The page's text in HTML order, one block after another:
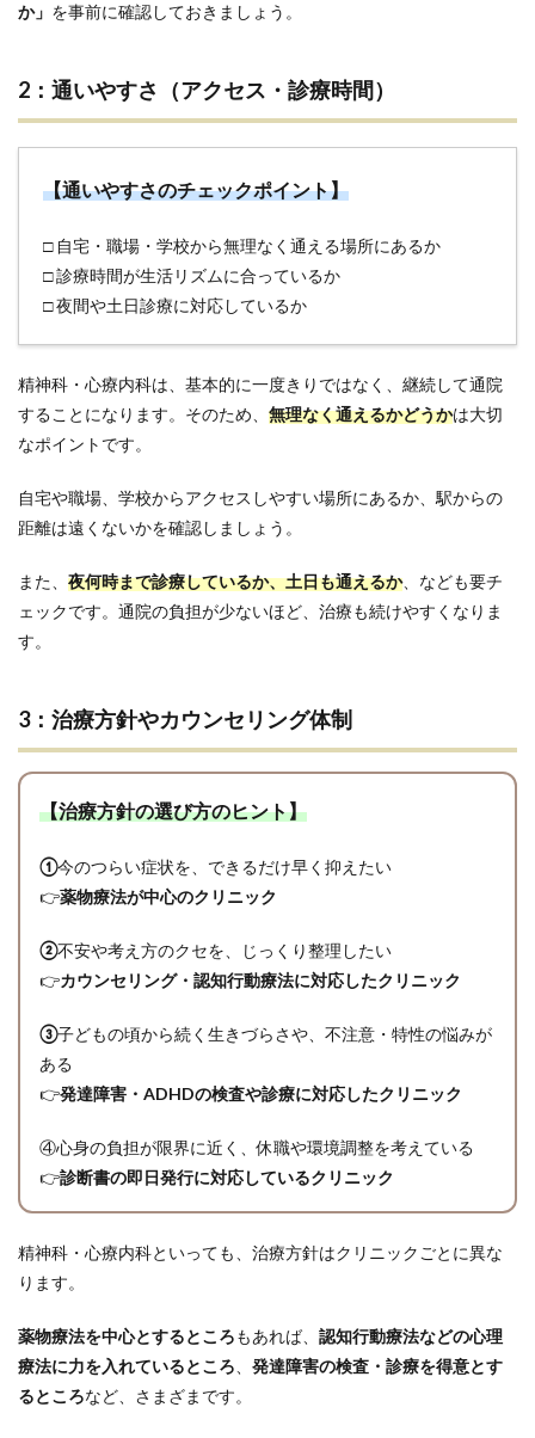
か」 を事前に確認しておきましょう。
2：通いやすさ（アクセス・診療時間）
【通いやすさのチェックポイント】
□ 自宅・職場・学校から無理なく通える場所にあるか
□ 診療時間が生活リズムに合っているか
□ 夜間や土日診療に対応しているか
精神科・心療内科は、基本的に一度きりではなく、継続して通院
することになります。そのため、 無理なく通えるかどうかは大切
なポイントです。
自宅や職場、学校からアクセスしやすい場所にあるか、駅からの
距離は遠くないかを確認しましょう。
また、 夜何時まで診療しているか、土日も通えるか、なども要チ
ェックです。通院の負担が少ないほど、治療も続けやすくなりま
す。
3：治療方針やカウンセリング体制
【治療方針の選び方のヒント】
①今のつらい症状を、できるだけ早く抑えたい
👉薬物療法が中心のクリニック
②不安や考え方のクセを、じっくり整理したい
👉カウンセリング・認知行動療法に対応したクリニック
③子どもの頃から続く生きづらさや、不注意・特性の悩みが
ある
👉発達障害・ADHDの検査や診療に対応したクリニック
④心身の負担が限界に近く、休職や環境調整を考えている
👉診断書の即日発行に対応しているクリニック
精神科・心療内科といっても、治療方針はクリニックごとに異な
ります。
薬物療法を中心とするところもあれば、 認知行動療法などの心理
療法に力を入れているところ
発達障害の検査・診療を得意とす
るところなど、さまざまです。